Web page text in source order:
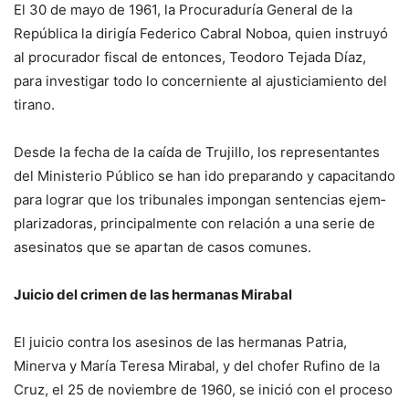
El 30 de mayo de 1961, la Procuraduría General de la
República la dirigía Federico Cabral Noboa, quien instru­yó
al procurador fiscal de en­tonces, Teodoro Tejada Díaz,
para investigar todo lo concer­niente al ajusticiamiento del
tirano.
Desde la fecha de la caída de Trujillo, los representantes
del Ministerio Público se han ido preparando y capacitando
para lograr que los tribunales impongan sentencias ejem­
plarizadoras, principalmen­te con relación a una serie de
asesinatos que se apartan de casos comunes.
Juicio del crimen de las hermanas Mirabal
El juicio contra los asesinos de las hermanas Patria,
Minerva y María Teresa Mirabal, y del chofer Rufino de la
Cruz, el 25 de noviembre de 1960, se ini­ció con el proceso